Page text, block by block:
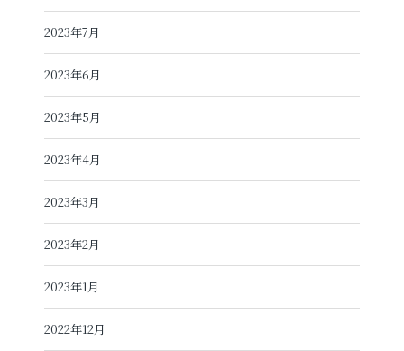
2023年7月
2023年6月
2023年5月
2023年4月
2023年3月
2023年2月
2023年1月
2022年12月